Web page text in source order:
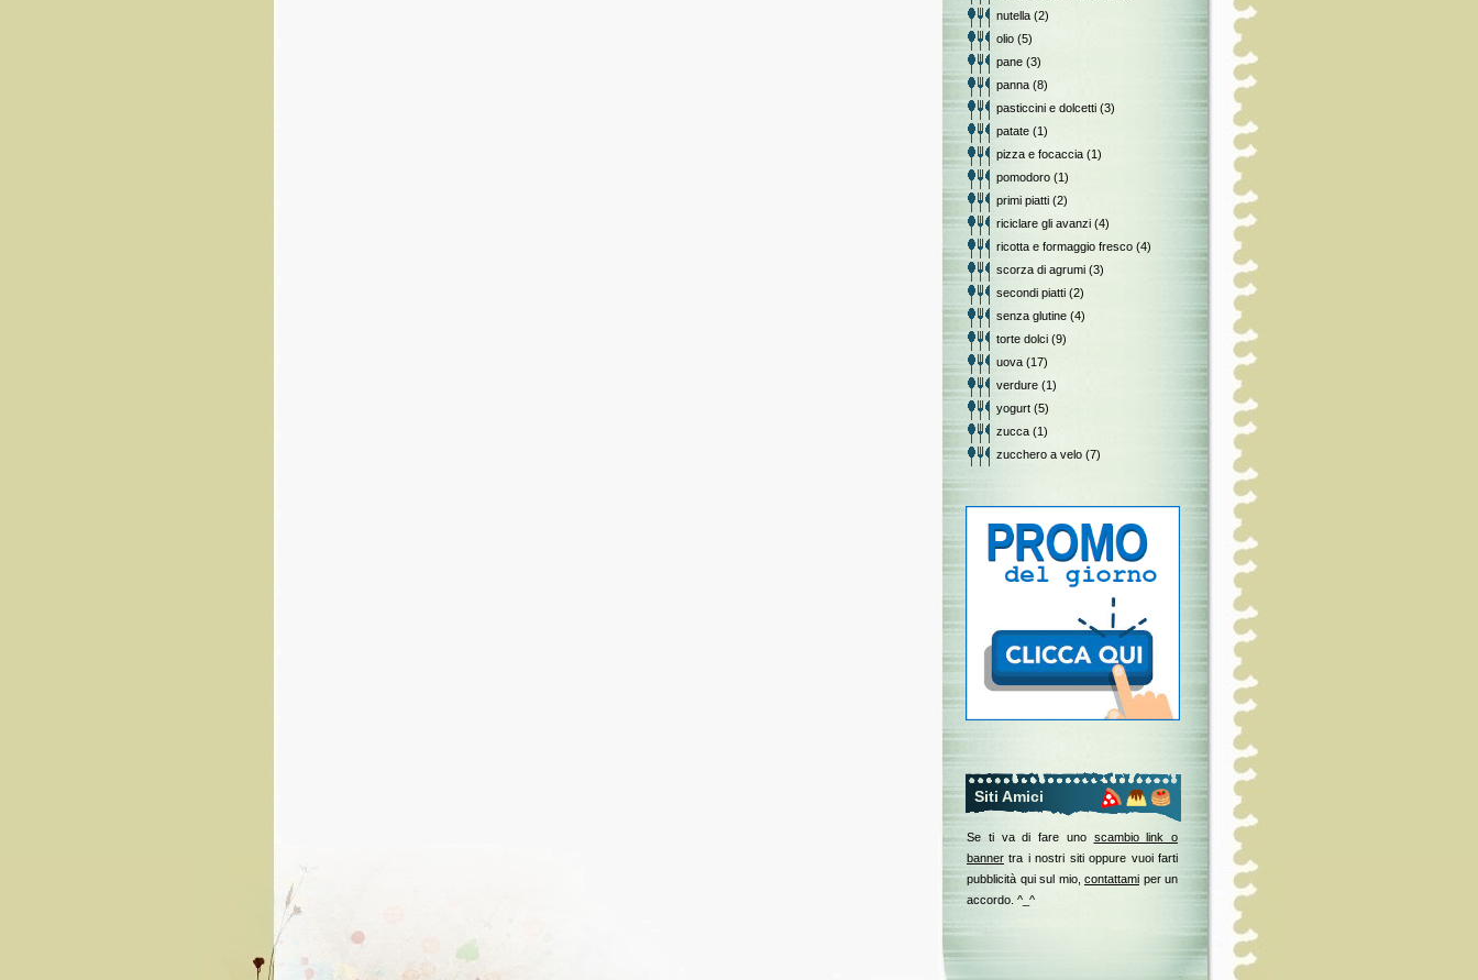
nutella (2)
olio (5)
pane (3)
panna (8)
pasticcini e dolcetti (3)
patate (1)
pizza e focaccia (1)
pomodoro (1)
primi piatti (2)
riciclare gli avanzi (4)
ricotta e formaggio fresco (4)
scorza di agrumi (3)
secondi piatti (2)
senza glutine (4)
torte dolci (9)
uova (17)
verdure (1)
yogurt (5)
zucca (1)
zucchero a velo (7)
Siti Amici
Se ti va di fare uno scambio link o
banner tra i nostri siti oppure vuoi farti
pubblicità qui sul mio, contattami per un
accordo. ^_^